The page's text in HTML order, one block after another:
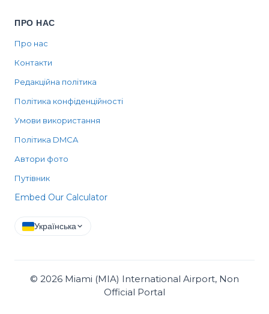
ПРО НАС
Про нас
Контакти
Редакційна політика
Політика конфіденційності
Умови використання
Політика DMCA
Автори фото
Путівник
Embed Our Calculator
Українська
© 2026 Miami (MIA) International Airport, Non
Official Portal